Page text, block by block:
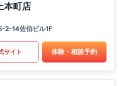
本町店
2-14佐伯ビル1F
サイト 体験・相談予約